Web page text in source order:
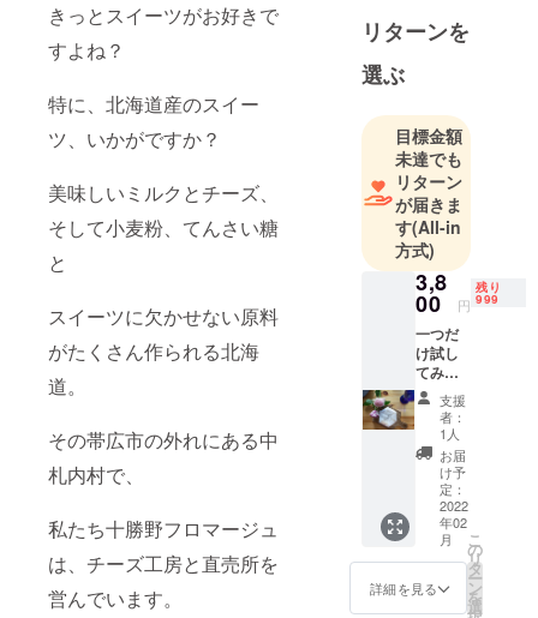
きっとスイーツがお好きで
すよね？
特に、北海道産のスイー
ツ、いかがですか？
美味しいミルクとチーズ、
そして小麦粉、てんさい糖
と
スイーツに欠かせない原料
がたくさん作られる北海
道。
その帯広市の外れにある中
札内村で、
私たち十勝野フロマージュ
は、チーズ工房と直売所を
営んでいます。
リターンを
選ぶ
目標金額
未達でも
リターン
が届きま
す(All-in
方式)
3,8
00 円
残り
999
一つだ
け試し
てみた
い方
へ、 お
好きな
味をお
ひとつ
お選び
いただ
き、 ご
指定の
場所へ
お送り
いたし
支援
者：
1人
お届
け予
定：
2022
年02
月
詳細を見る
こ
の
リ
タ
ー
ン
を
選